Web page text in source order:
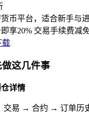
币平台，适合新手与
享20% 交易手续费减免
载
这几件事
详情
易 → 合约 → 订单历